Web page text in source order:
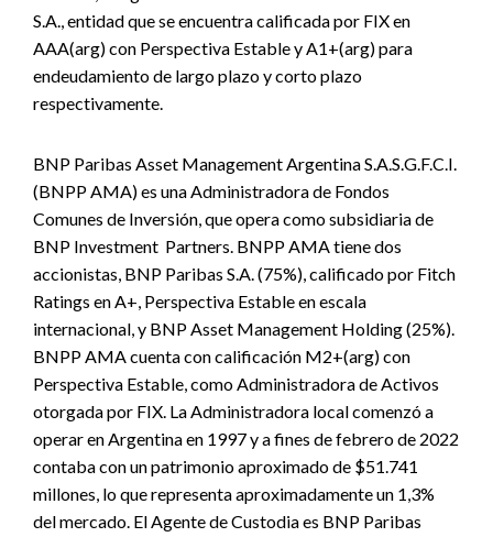
S.A., entidad que se encuentra calificada por FIX en
AAA(arg) con Perspectiva Estable y A1+(arg) para
endeudamiento de largo plazo y corto plazo
respectivamente.
BNP Paribas Asset Management Argentina S.A.S.G.F.C.I.
(BNPP AMA) es una Administradora de Fondos
Comunes de Inversión, que opera como subsidiaria de
BNP Investment Partners. BNPP AMA tiene dos
accionistas, BNP Paribas S.A. (75%), calificado por Fitch
Ratings en A+, Perspectiva Estable en escala
internacional, y BNP Asset Management Holding (25%).
BNPP AMA cuenta con calificación M2+(arg) con
Perspectiva Estable, como Administradora de Activos
otorgada por FIX. La Administradora local comenzó a
operar en Argentina en 1997 y a fines de febrero de 2022
contaba con un patrimonio aproximado de $51.741
millones, lo que representa aproximadamente un 1,3%
del mercado. El Agente de Custodia es BNP Paribas